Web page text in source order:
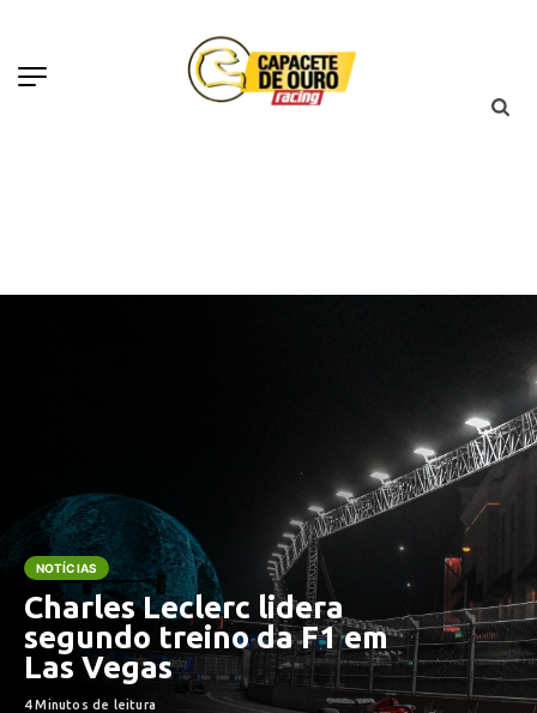
NOTÍCIAS
Charles Leclerc lidera
segundo treino da F1 em
Las Vegas
4 Minutos de leitura